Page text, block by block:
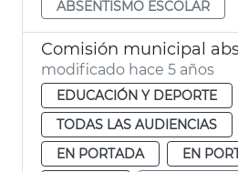
ABSENTISMO ESCOLAR
Comisión municipal
modificado hace 5 años
EDUCACIÓN Y DEPORTE
TODAS LAS AUDIENCIAS
EN PORTADA
EN